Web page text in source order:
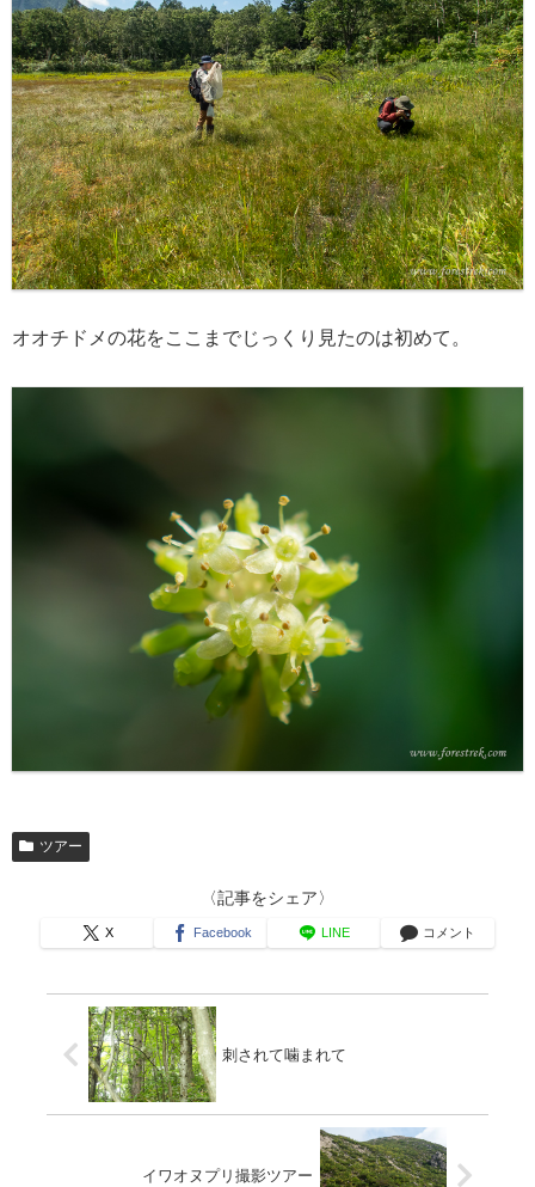
オオチドメの花をここまでじっくり見たのは初めて。
ツアー
〈記事をシェア〉
X Facebook LINE コメント
刺されて噛まれて
イワオヌプリ撮影ツアー